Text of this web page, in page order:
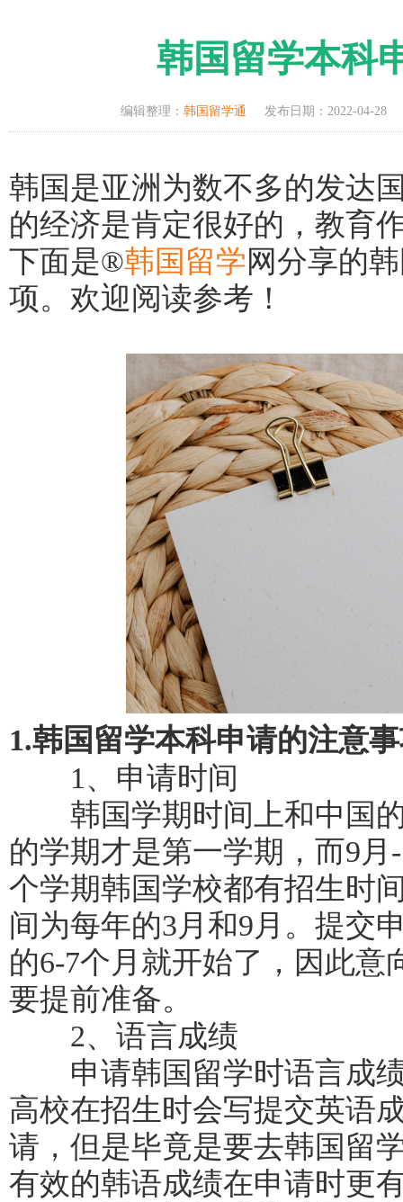
韩国留学本科
编辑整理： 韩国留学通 发布日期：2022-04-28
韩国是亚洲为数不多的发达
的经济是肯定很好的，教育
下面是®韩国留学网分享的
项。欢迎阅读参考！
1.韩国留学本科申请的注意
1、申请时间
韩国学期时间上和中国的
的学期才是第一学期，而9
个学期韩国学校都有招生时
间为每年的3月和9月。提交
的6-7个月就开始了，因此
要提前准备。
2、语言成绩
申请韩国留学时语言成绩
高校在招生时会写提交英语
请，但是毕竟是要去韩国留
有效的韩语成绩在申请时更